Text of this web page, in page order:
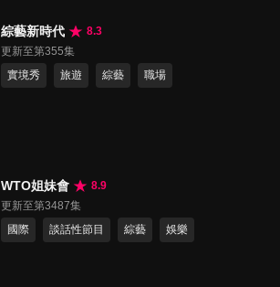
綜藝新時代
8.3
更新至第355集
實境秀
旅遊 綜藝 職場
WTO姐妹會
8.9
更新至第3487集
國際
談話性節目 綜藝 娛樂